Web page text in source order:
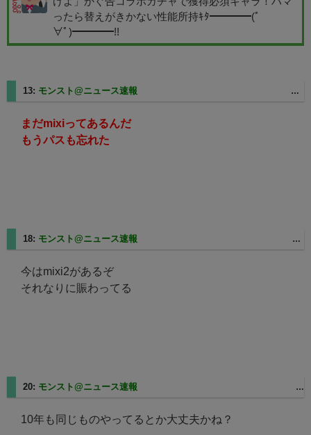
ったら替えがきかない性能所持ｷﾀ━━━━(ﾟ
∀ﾟ)━━━━!!
13: モンスト@ニュース速報
まだmixiってあるんだ
もうパスも忘れた
18: モンスト@ニュース速報
今はmixi2があるぞ
それなりに賑わってる
20: モンスト@ニュース速報
10年も同じものやってるとか大丈夫かね？